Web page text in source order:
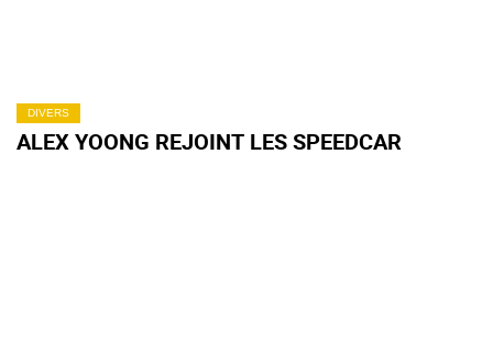
DIVERS
ALEX YOONG REJOINT LES SPEEDCAR